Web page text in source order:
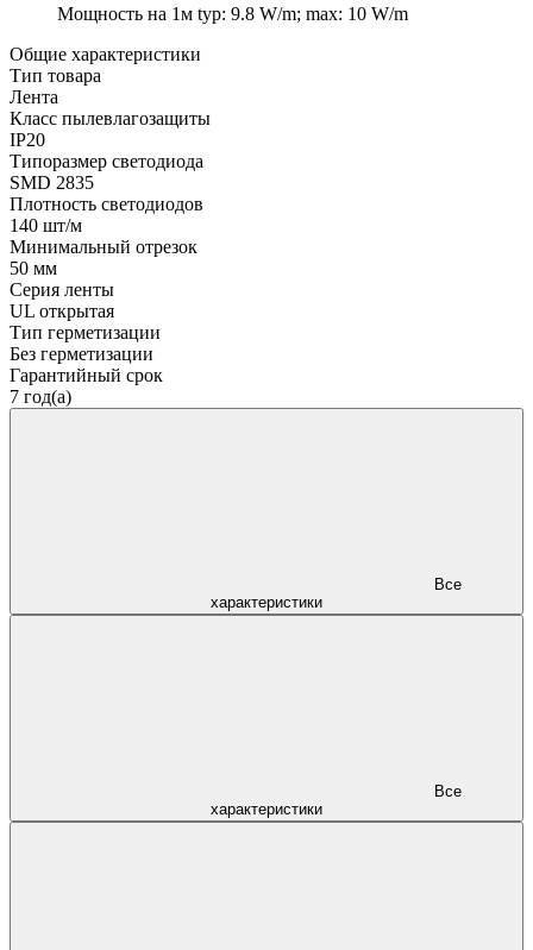
Мощность на 1м typ: 9.8 W/m; max: 10 W/m
Общие характеристики
Тип товара
Лента
Класс пылевлагозащиты
IP20
Типоразмер светодиода
SMD 2835
Плотность светодиодов
140 шт/м
Минимальный отрезок
50 мм
Серия ленты
UL открытая
Тип герметизации
Без герметизации
Гарантийный срок
7 год(а)
характеристики
характеристики